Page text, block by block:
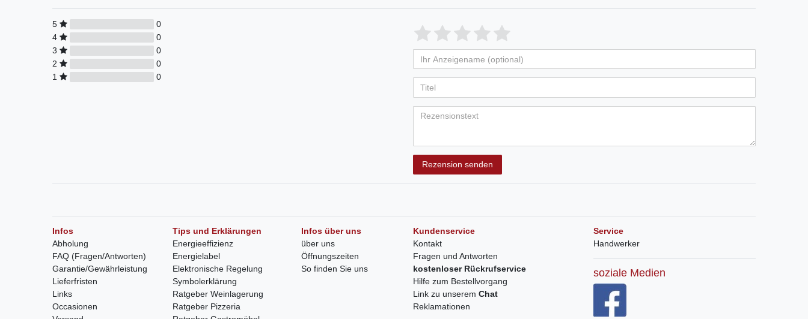
5
0
4
0
3
0
2
0
1
0
Rezension senden
Infos
Abholung
FAQ (Fragen/Antworten)
Garantie/Gewährleistung
Lieferfristen
Links
Occasionen
Tips und Erklärungen
Energieeffizienz
Energielabel
Elektronische Regelung
Symbolerklärung
Ratgeber Weinlagerung
Ratgeber Pizzeria
Infos über uns
über uns
Öffnungszeiten
So finden Sie uns
Kundenservice
Kontakt
Fragen und Antworten
kostenloser Rückrufservice
Hilfe zum Bestellvorgang
Link zu unserem Chat
Reklamationen
Service
Handwerker
soziale Medien